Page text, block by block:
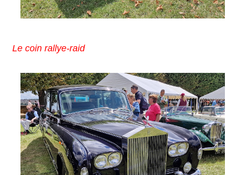
Le coin rallye-raid